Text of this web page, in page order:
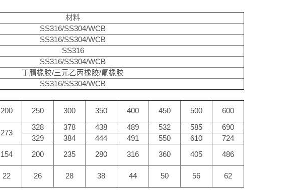
材料
SS316/SS304/WCB
SS316/SS304/WCB
SS316
SS316/SS304/WCB
丁腈橡胶/三元乙丙橡胶/氟橡胶
SS316/SS304/WCB
200 250 300 350 400 450 500 600
273
328 378 438 489 532 585
690
329
384 444 491 550 610
724
154 200 235 280 316 360 405 486
22 26 28 38 44 50 56 62